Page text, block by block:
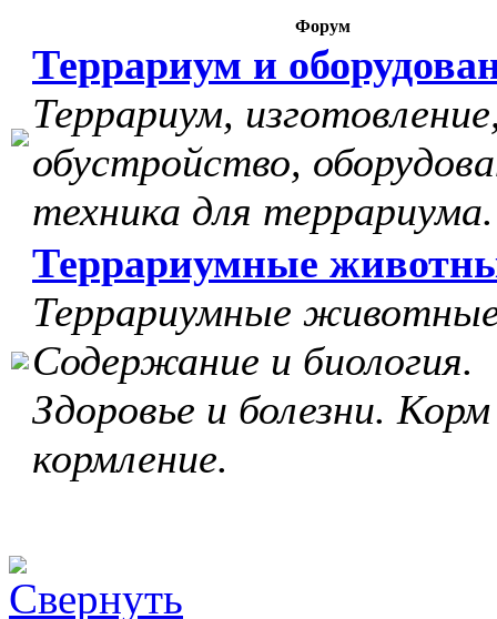
Форум
Террариум и
Террариум,
обустройство,
техника для террариума.
Террариумные
Террариумные
Содержание и биология.
Здоровье и болезни.
кормление.